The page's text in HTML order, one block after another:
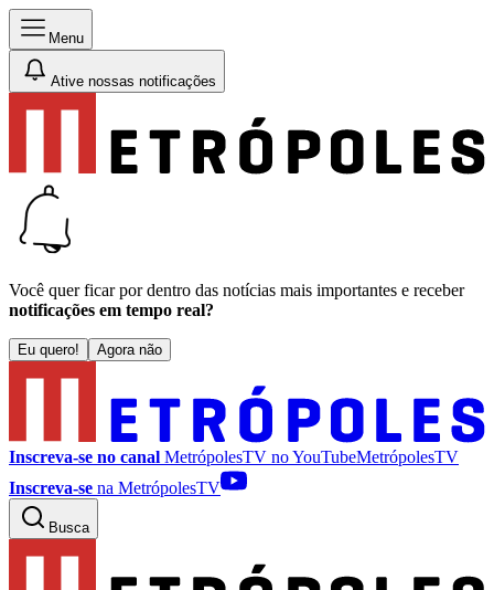
Menu
Ative nossas notificações
Você quer ficar por dentro das notícias mais importantes e receber
notificações em tempo real?
Eu quero! Agora não
Inscreva-se no canal MetrópolesTV noYouTubeMetrópolesTV
Inscreva-se na MetrópolesTV
Busca